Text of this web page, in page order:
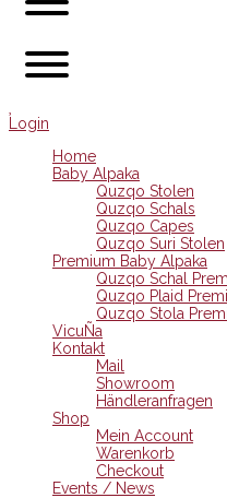
Login
Home
Baby Alpaka
Quzqo Stolen
Quzqo Schals
Quzqo Capes
Quzqo Suri Stolen
Premium Baby Alpaka
Quzqo Schal
Quzqo Plaid
Quzqo Stola
VicuÑa
Kontakt
Mail
Showroom
Händleranfragen
Shop
Mein Account
Warenkorb
Checkout
Events / News